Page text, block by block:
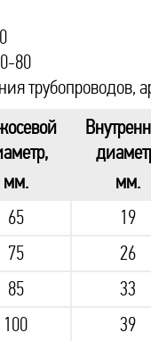
80
трубопроводов,
мм.
мм.
65
19
75
26
85
33
100
39